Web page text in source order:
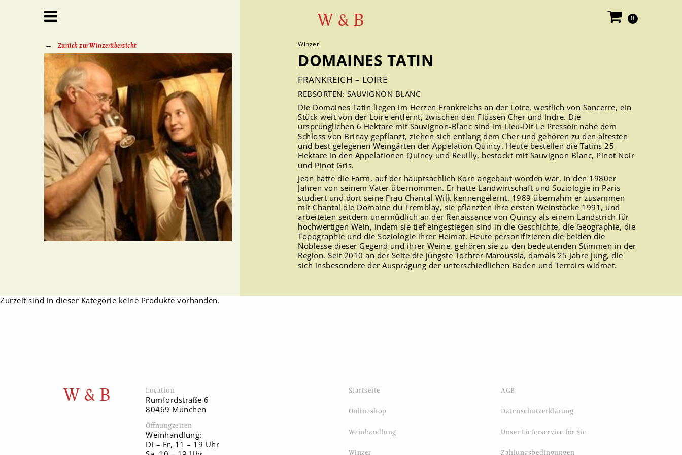
0
W & B
Zurück zur Winzerübersicht Winzer
DOMAINES TATIN
FRANKREICH – LOIRE
REBSORTEN: SAUVIGNON BLANC
Die Domaines Tatin liegen im Herzen Frankreichs an der Loire, westlich von Sancerre, ein
Stück weit von der Loire entfernt, zwischen den Flüssen Cher und Indre. Die
ursprünglichen 6 Hektare mit Sauvignon-Blanc sind im Lieu-Dit Le Pressoir nahe dem
Schloss von Brinay gepflanzt, ziehen sich entlang dem Cher und gehören zu den ältesten
und best gelegenen Weingärten der Appelation Quincy. Heute bestellen die Tatins 25
Hektare in den Appelationen Quincy und Reuilly, bestockt mit Sauvignon Blanc, Pinot Noir
und Pinot Gris.
Jean hatte die Farm, auf der hauptsächlich Korn angebaut worden war, in den 1980er
Jahren von seinem Vater übernommen. Er hatte Landwirtschaft und Soziologie in Paris
studiert und dort seine Frau Chantal Wilk kennengelernt. 1989 übernahm er zusammen
mit Chantal die Domaine du Tremblay, sie pflanzten ihre ersten Weinstöcke 1991, und
arbeiteten seitdem unermüdlich an der Renaissance von Quincy als einem Landstrich für
hochwertigen Wein, indem sie tief eingestiegen sind in die Geschichte, die Geographie, die
Topographie und die Soziologie ihrer Heimat. Heute personifizieren die beiden die
Noblesse dieser Gegend und ihrer Weine, gehören sie zu den bedeutenden Stimmen in der
Region. Seit 2010 an der Seite die jüngste Tochter Maroussia, damals 25 Jahre jung, die
sich insbesondere der Ausprägung der unterschiedlichen Böden und Terroirs widmet.
Zurzeit sind in dieser Kategorie keine Produkte vorhanden.
W & B Location
Rumfordstraße 6
80469 München
Öffnungzeiten
Weinhandlung:
Di – Fr, 11 – 19 Uhr
Startseite
Onlineshop
Weinhandlung
Winzer
AGB
Datenschutzerklärung
Unser Lieferservice für Sie
Zahlungsbedingungen